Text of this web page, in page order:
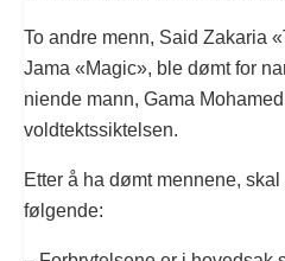
To andre menn, Said Zakaria
Jama «Magic», ble dømt for
niende mann, Gama
voldtektssiktelsen.
Etter å ha dømt mennene,
følgende: